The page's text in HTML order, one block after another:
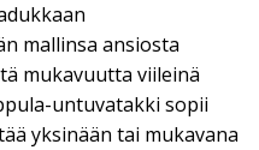
mallinsa ansiosta
mukavuutta viileinä
untuvatakki sopii
yksinään tai mukavana